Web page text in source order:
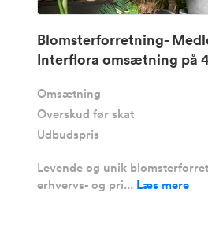
Blomsterforretning-
Interflora omsætning på
Omsætning
Overskud før skat
Udbudspris
Levende og unik
erhvervs- og pri... Læs mere